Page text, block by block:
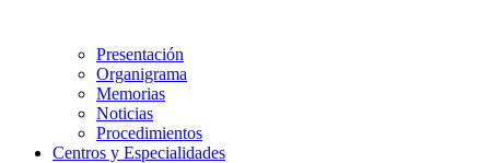
Presentación
Organigrama
Memorias
Noticias
Procedimientos
Centros y Especialidades